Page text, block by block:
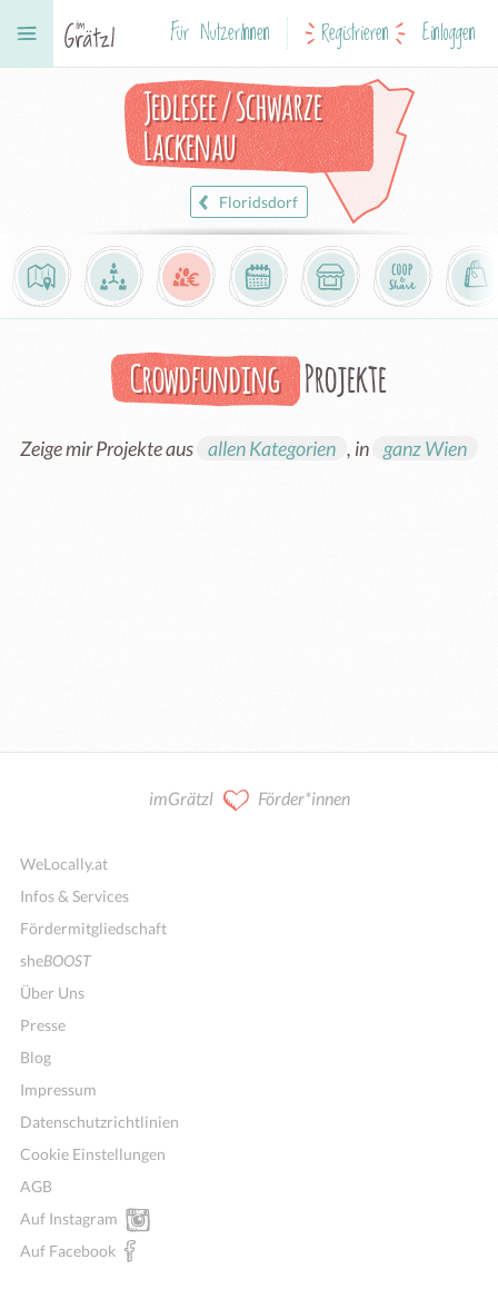
Für NutzerInnen Registrieren Einloggen
Jedlesee / Schwarze
Lackenau
Floridsdorf
Crowdfunding Projekte
Zeige mir Projekte aus allen Kategorien , in ganz Wien
imGrätzl Förder*innen
WeLocally.at
Infos & Services
Fördermitgliedschaft
sheBOOST
Über Uns
Presse
Blog
Impressum
Datenschutzrichtlinien
Cookie Einstellungen
AGB
Auf Instagram
Auf Facebook